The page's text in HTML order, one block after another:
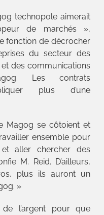
technopole aimerait
de marchés »,
fonction de décrocher
du secteur des
des communications
Les contrats
plus d’une
Magog se côtoient et
ensemble pour
aller chercher des
M. Reid. D’ailleurs,
plus ils auront un
»
l’argent pour que